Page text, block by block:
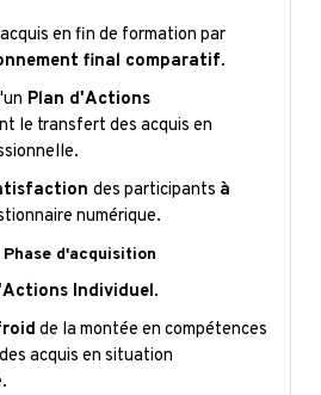
en fin de formation par
final comparatif.
Plan d'Actions
le transfert des acquis en
des participants à
numérique.
d'acquisition
Individuel.
de la montée en compétences
acquis en situation